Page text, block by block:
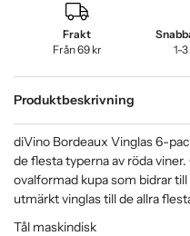
Frakt
Från 69 kr
1-
Produktbeskrivning
diVino Bordeaux Vinglas 6-
de flesta typerna av röda
ovalformad kupa som bidrar
utmärkt vinglas till de allra
Tål maskindisk